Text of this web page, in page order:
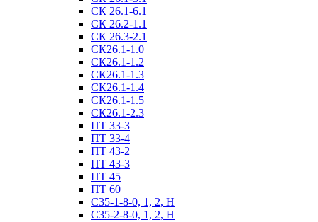
СК 26.1-6.1
СК 26.2-1.1
СК 26.3-2.1
СК26.1-1.0
СК26.1-1.2
СК26.1-1.3
СК26.1-1.4
СК26.1-1.5
СК26.1-2.3
ПТ 33-3
ПТ 33-4
ПТ 43-2
ПТ 43-3
ПТ 45
ПТ 60
С35-1-8-0, 1, 2, Н
С35-2-8-0, 1, 2, Н